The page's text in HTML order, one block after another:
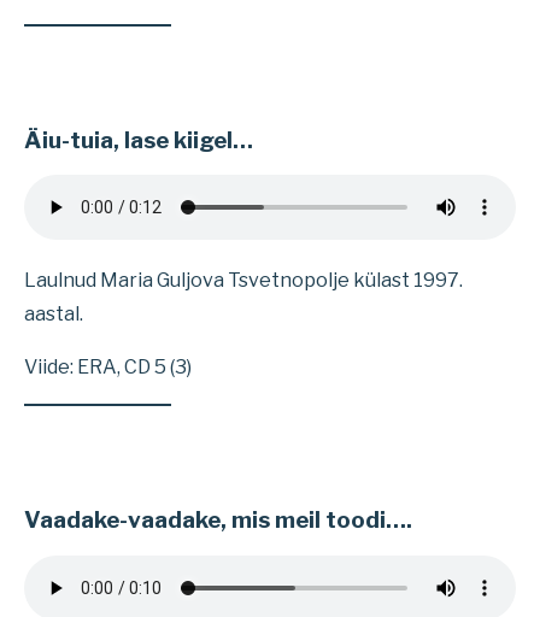
Äiu-tuia, lase kiigel…
Laulnud Maria Guljova Tsvetnopolje külast 1997.
aastal.
Viide: ERA, CD 5 (3)
Vaadake-vaadake, mis meil toodi….